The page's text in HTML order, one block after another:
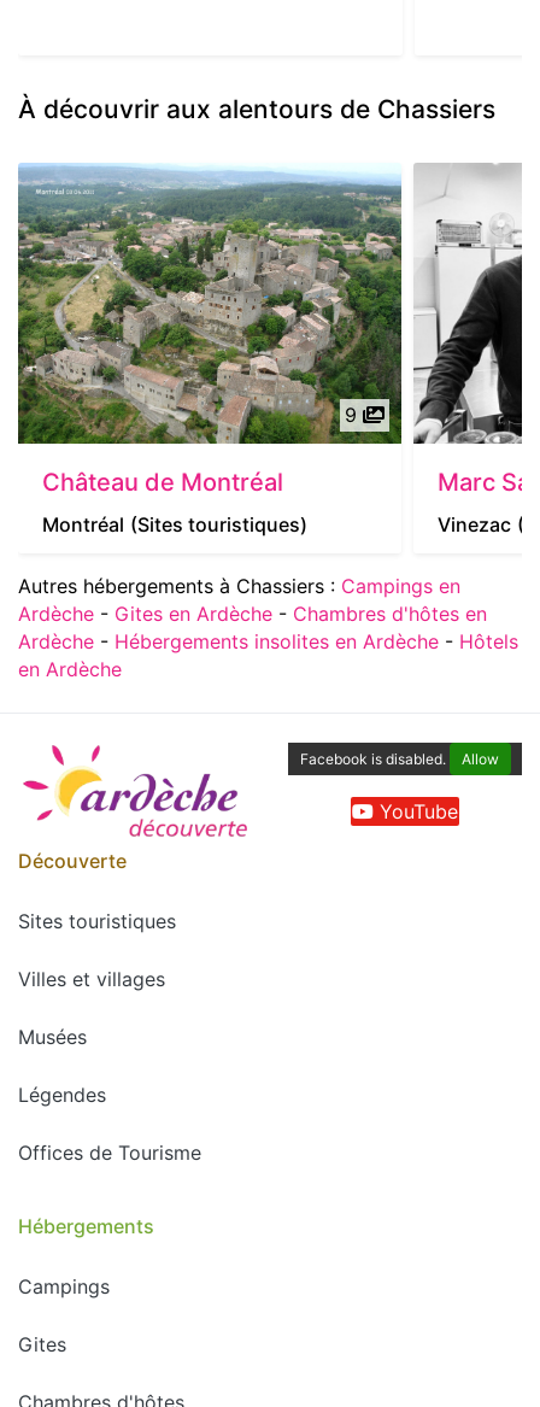
À découvrir aux alentours de Chassiers
9
Château de Montréal
Montréal (Sites touristiques)
Marc
Vinezac
Autres hébergements à Chassiers : Campings en
Ardèche - Gites en Ardèche - Chambres d'hôtes en
Ardèche - Hébergements insolites en Ardèche - Hôtels
en Ardèche
Facebook is disabled. Allow
YouTube
Découverte
Sites touristiques
Villes et villages
Musées
Légendes
Offices de Tourisme
Hébergements
Campings
Gites
Chambres d'hôtes